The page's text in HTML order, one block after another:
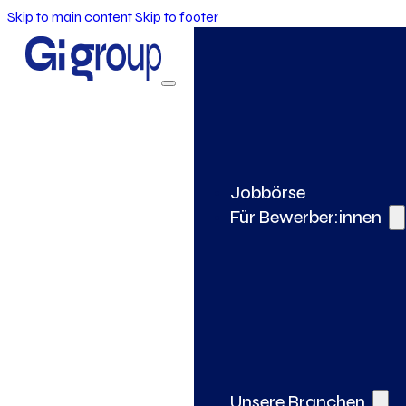
Skip to main contentSkip to footer
Jobbörse
Für Bewerber:innen